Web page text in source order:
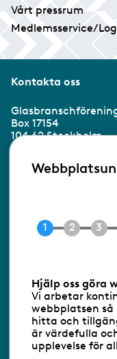
Vårt pressrum
Medlemsservice/
Kontakta oss
Box 17154
104 62 Stockholm
Besöksadress:
Ringvägen 100
E-post info@gbf.se
Följ oss via
Databasens namn:
Hjälp oss göra
Vi arbetar
webbplatsen
hitta och
är värdefulla
upplevelse för